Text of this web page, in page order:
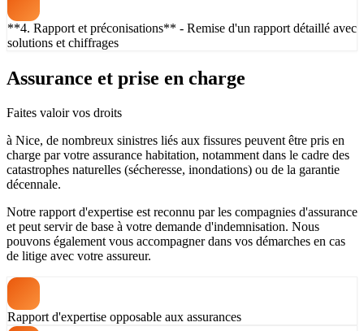
**4. Rapport et préconisations** - Remise d'un rapport détaillé avec
solutions et chiffrages
Assurance et prise en charge
Faites valoir vos droits
à Nice, de nombreux sinistres liés aux fissures peuvent être pris en
charge par votre assurance habitation, notamment dans le cadre des
catastrophes naturelles (sécheresse, inondations) ou de la garantie
décennale.
Notre rapport d'expertise est reconnu par les compagnies d'assurance
et peut servir de base à votre demande d'indemnisation. Nous
pouvons également vous accompagner dans vos démarches en cas
de litige avec votre assureur.
Rapport d'expertise opposable aux assurances